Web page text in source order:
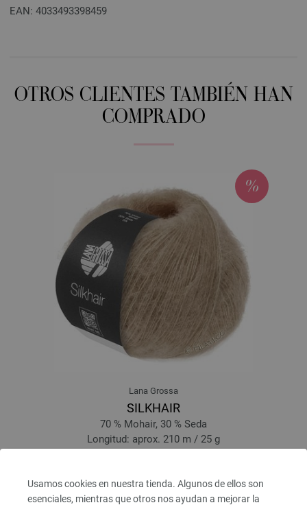
Usamos cookies en nuestra tienda. Algunos de ellos son
esenciales, mientras que otros nos ayudan a mejorar la
EAN: 4033493398459
OTROS CLIENTES TAMBIÉN HAN
COMPRADO
Lana Grossa
SILKHAIR
70 % Mohair, 30 % Seda
Longitud: aprox. 210 m / 25 g
7,76 $ - 9,77 $
IVA no incluido, más gastos de envío, Precio base: 265,60 € - 334,40 €